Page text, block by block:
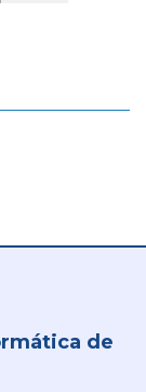
de